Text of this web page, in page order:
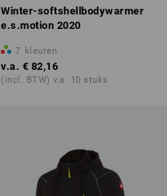
Winter-softshellbodywarmer
e.s.motion 2020
7 kleuren
v.a. € 82,16
(incl. BTW) v.a. 10 stuks